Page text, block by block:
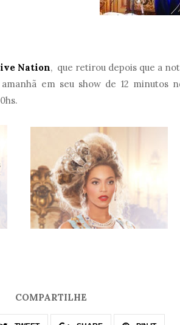
Nation, que retirou depois que a
em seu show de 12 minutos
COMPARTILHE